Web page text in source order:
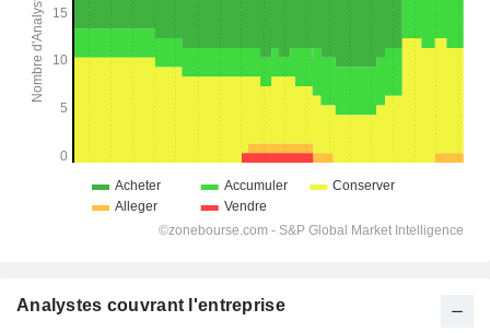
Analystes couvrant l'entreprise